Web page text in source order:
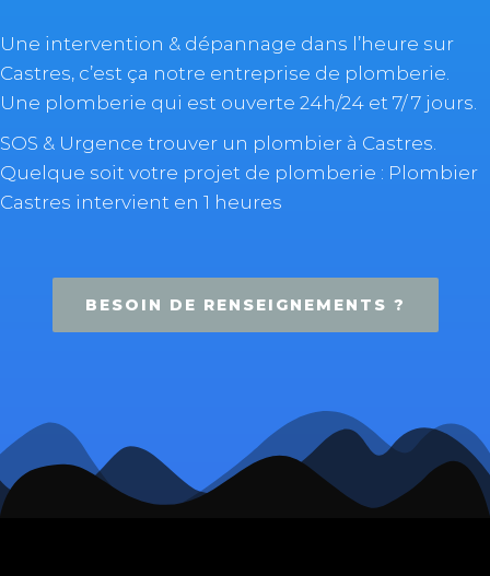
Une intervention & dépannage dans l’heure sur
Castres, c’est ça notre entreprise de plomberie.
Une plomberie qui est ouverte 24h/24 et 7/ 7 jours.
SOS & Urgence trouver un plombier à Castres.
Quelque soit votre projet de plomberie : Plombier
Castres intervient en 1 heures
BESOIN DE RENSEIGNEMENTS ?